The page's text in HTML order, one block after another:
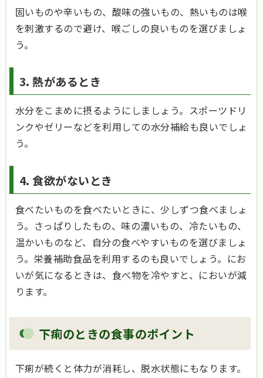
固いものや辛いもの、酸味の強いもの、熱いものは喉
を刺激するので避け、喉ごしの良いものを選びましょ
う。
3. 熱があるとき
水分をこまめに摂るようにしましょう。スポーツドリ
ンクやゼリーなどを利用しての水分補給も良いでしょ
う。
4. 食欲がないとき
食べたいものを食べたいときに、少しずつ食べましょ
う。さっぱりしたもの、味の濃いもの、冷たいもの、
温かいものなど、自分の食べやすいものを選びましょ
う。栄養補助食品を利用するのも良いでしょう。にお
いが気になるときは、食べ物を冷やすと、においが減
ります。
下痢のときの食事のポイント
下痢が続くと体力が消耗し、脱水状態にもなります。